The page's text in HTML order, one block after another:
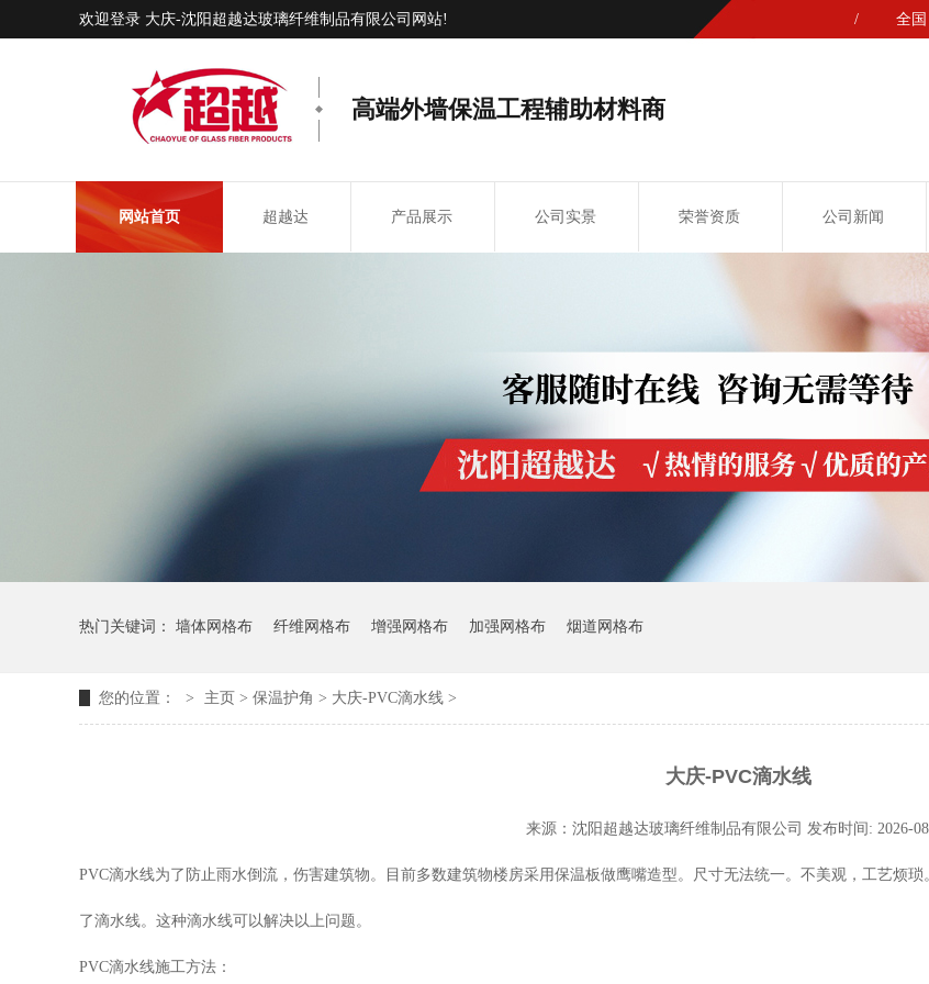
/ 全国
欢迎登录 大庆-沈阳超越达玻璃纤维制品有限公司网站!
高端外墙保温工程辅助材料商
网站首页 超越达 产品展示 公司实景 荣誉资质 公司新闻
热门关键词： 墙体网格布 纤维网格布 增强网格布 加强网格布 烟道网格布
您的位置： > 主页 > 保温护角 > 大庆-PVC滴水线 >
大庆-PVC滴水线
来源： 沈阳超越达玻璃纤维制品有限公司 发布时间: 2026-
PVC滴水线为了防止雨水倒流，伤害建筑物。目前多数建筑物楼房采用保温板做鹰嘴造型。尺寸无法统一。不美观，工艺烦
了滴水线。这种滴水线可以解决以上问题。
PVC滴水线施工方法：